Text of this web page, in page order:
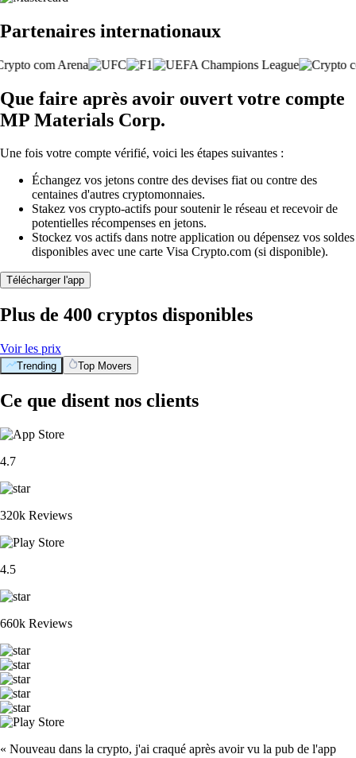
Partenaires internationaux
Que faire après avoir ouvert votre compte
MP Materials Corp.
Une fois votre compte vérifié, voici les étapes suivantes :
Échangez vos jetons contre des devises fiat ou contre des
centaines d'autres cryptomonnaies.
Stakez vos crypto-actifs pour soutenir le réseau et recevoir de
potentielles récompenses en jetons.
Stockez vos actifs dans notre application ou dépensez vos soldes
disponibles avec une carte Visa Crypto.com (si disponible).
Télécharger l'app
Plus de 400 cryptos disponibles
Voir les prix
Trending Top Movers
Ce que disent nos clients
4.7
320k Reviews
4.5
660k Reviews
« Nouveau dans la crypto, j'ai craqué après avoir vu la pub de l'app